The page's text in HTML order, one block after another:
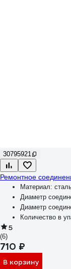
30795921
Ремонтное
Материал:
Диаметр
Диаметр
Количество в
5
(6)
710 ₽
В корзину